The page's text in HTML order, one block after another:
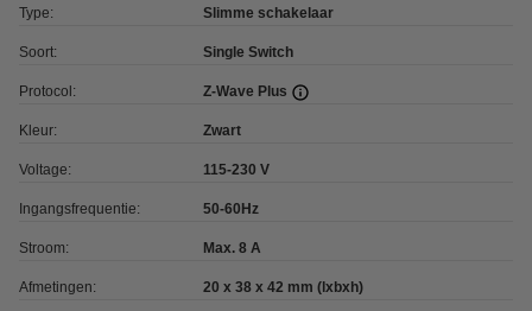
Type: Slimme schakelaar
Soort: Single Switch
Protocol: Z-Wave Plus
Kleur: Zwart
Voltage: 115-230 V
Ingangsfrequentie: 50-60Hz
Stroom: Max. 8 A
Afmetingen: 20 x 38 x 42 mm (lxbxh)